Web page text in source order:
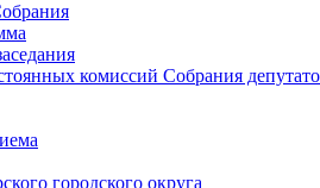
комиссий Собрания
городского округа